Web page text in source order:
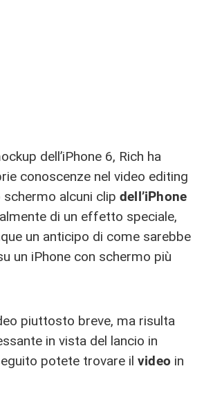
dell’iPhone 6, Rich ha
conoscenze nel video editing
alcuni clip dell’iPhone
di un effetto speciale,
un anticipo di come sarebbe
un iPhone con schermo più
piuttosto breve, ma risulta
in vista del lancio in
potete trovare il video in